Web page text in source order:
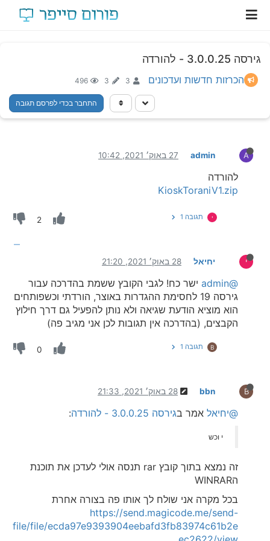
גירסה 3.0.0.25 - להורדה
הכרזות חדשות ועדכונים 3
3
496
התחבר בכדי לפרסם תגובה
A
admin 27 באוק׳ 2021, 10:42
להורדה
KioskToraniV1.zip
י תגובה 1 2
י יחיאל 28 באוק׳ 2021, 21:20
@admin
ישר כח! לגבי הקובץ ששמת בהדרכה עבור
גירסה 19 לחסימת ההגדרות באוצר, הורדתי וכשפותחים
הוא מוציא הודעת שגיאה ולא נותן להפעיל גם דרך חילוץ
הקבצים, (בהדרכה אין תגובות לכן אני מגיב פה)
B תגובה 1 0
B
bbn 28 באוק׳ 2021, 21:33
@יחיאל אמר בגירסה 3.0.0.25 - להורדה :
י וכש
זה נמצא בתוך קובץ rar תנסה אולי לעדכן את תוכנת
הWINRAR
בכל מקרה אני שולח לך אותו פה בצורה אחרת
https://send.magicode.me/send-
file/file/ecda97e9393904eebafd3fb83974c61b2e